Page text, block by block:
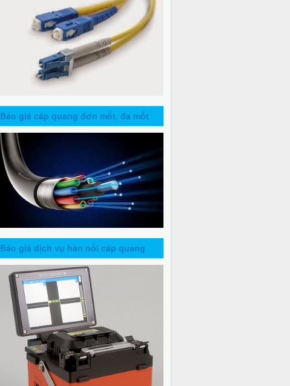
Báo giá cáp quang đơn mốt, đa mốt
Báo giá dịch vụ hàn nối cáp quang